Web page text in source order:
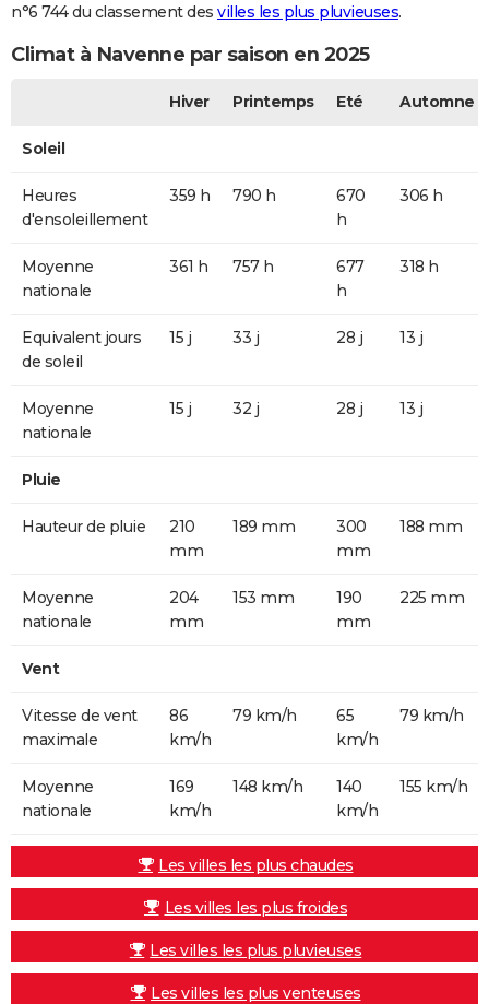
n°6 744 du classement des villes les plus pluvieuses.
Climat à Navenne par saison en 2025
Hiver Printemps Eté Automne
Soleil
Heures
d'ensoleillement
359 h 790 h
670
h
306 h
Moyenne
nationale
361 h 757 h
677
h
318 h
Equivalent jours
de soleil
15 j 33 j 28 j 13 j
Moyenne
nationale
15 j 32 j 28 j 13 j
Pluie
Hauteur de pluie
210
mm
189 mm
300
mm
188 mm
Moyenne
nationale
204
mm
153 mm
190
mm
225 mm
Vent
Vitesse de vent
maximale
86
km/h
79 km/h
65
km/h
79 km/h
Moyenne
nationale
169
km/h
148 km/h
140
km/h
155 km/h
Les villes les plus chaudes
Les villes les plus froides
Les villes les plus pluvieuses
Les villes les plus venteuses